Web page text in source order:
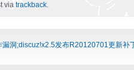
via trackback.
洞;discuz!x2.5发布R20120701更新补